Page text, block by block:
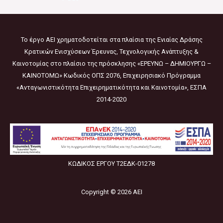
Το έργο ΑΕΙ χρηματοδοτείται στα πλαίσια της Ενιαίας Δράσης
Κρατικών Ενισχύσεων Έρευνας, Τεχνολογικής Ανάπτυξης &
Καινοτομίας στο πλαίσιο της πρόσκλησης «ΕΡΕΥΝΩ – ΔΗΜΙΟΥΡΓΩ –
ΚΑΙΝΟΤΟΜΩ» Κωδικός ΟΠΣ 2076, Επιχειρησιακό Πρόγραμμα
«Ανταγωνιστικότητα Επιχειρηματικότητα και Καινοτομία», ΕΣΠΑ
2014-2020
ΚΩΔΙΚΟΣ ΕΡΓΟΥ Τ2ΕΔΚ-01278
Copyright © 2026 AEI